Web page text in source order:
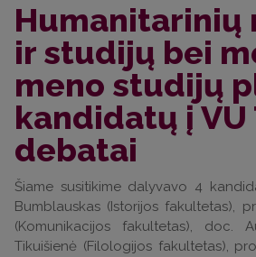
Humanitarinių
ir studijų bei
meno studijų
kandidatų į VU
debatai
Šiame susitikime dalyvavo 4
Bumblauskas (Istorijos fakultetas),
(Komunikacijos fakultetas), doc.
Tikuišienė (Filologijos fakultetas),